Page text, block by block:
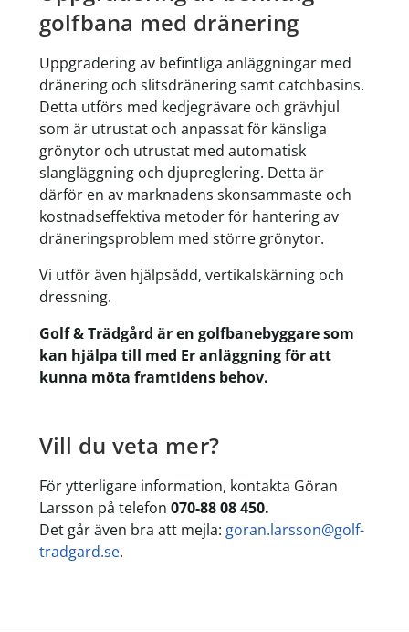
golfbana med dränering
Uppgradering av befintliga anläggningar med
dränering och slitsdränering samt catchbasins.
Detta utförs med kedjegrävare och grävhjul
som är utrustat och anpassat för känsliga
grönytor och utrustat med automatisk
slangläggning och djupreglering. Detta är
därför en av marknadens skonsammaste och
kostnadseffektiva metoder för hantering av
dräneringsproblem med större grönytor.
Vi utför även hjälpsådd, vertikalskärning och
dressning.
Golf & Trädgård är en golfbanebyggare som
kan hjälpa till med Er anläggning för att
kunna möta framtidens behov.
Vill du veta mer?
För ytterligare information, kontakta Göran
Larsson på telefon 070-88 08 450.
Det går även bra att mejla: goran.larsson@golf-
tradgard.se.